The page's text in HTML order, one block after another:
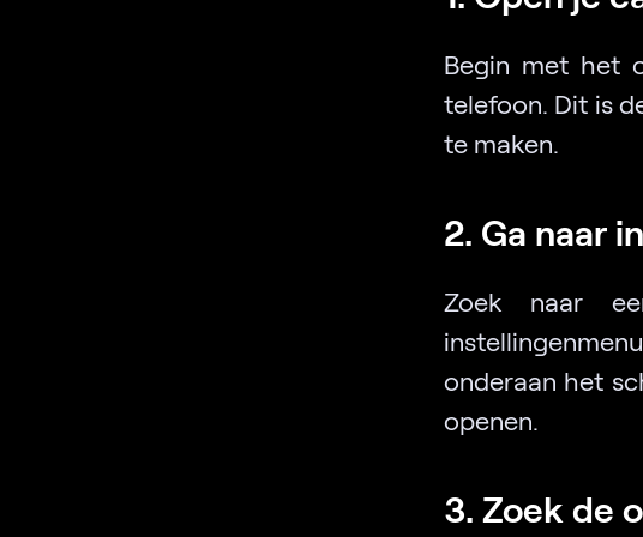
Begin met het
telefoon. Dit is
te maken.
2. Ga naar
Zoek naar
onderaan het
openen.
3. Zoek de